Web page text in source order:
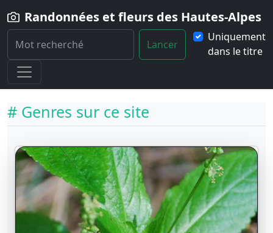
Randonnées et fleurs des Hautes-Alpes
Lancer
Uniquement
dans le titre
Home
Fleurs Genres
# Genres sur ce site